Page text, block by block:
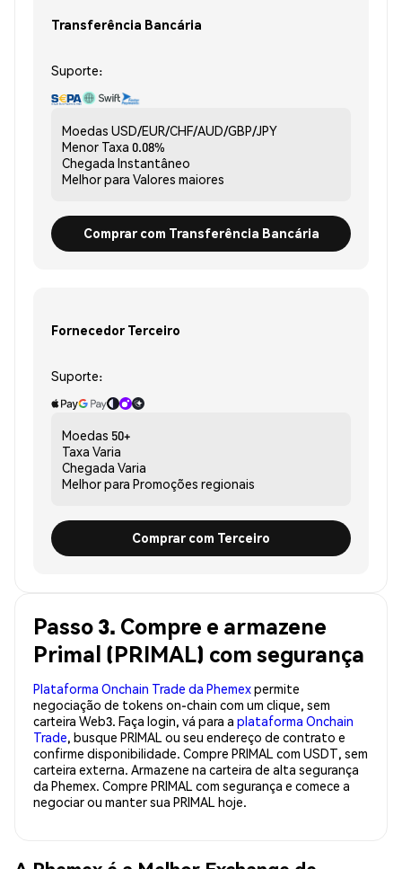
Transferência Bancária
Suporte:
Moedas USD/EUR/CHF/AUD/GBP/JPY
Menor Taxa 0.08%
Chegada Instantâneo
Melhor para Valores maiores
Comprar com Transferência Bancária
Fornecedor Terceiro
Suporte:
Moedas 50+
Taxa Varia
Chegada Varia
Melhor para Promoções regionais
Comprar com Terceiro
Passo 3. Compre e armazene
Primal (PRIMAL) com segurança
Plataforma Onchain Trade da Phemexpermite
negociação de tokens on-chain com um clique, sem
carteira Web3. Faça login, vá para a plataforma Onchain
Trade, busque PRIMAL ou seu endereço de contrato e
confirme disponibilidade. Compre PRIMAL com USDT, sem
carteira externa. Armazene na carteira de alta segurança
da Phemex. Compre PRIMAL com segurança e comece a
negociar ou manter sua PRIMAL hoje.